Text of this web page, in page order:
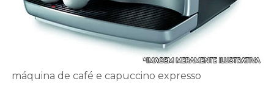
máquina de café e capuccino expresso